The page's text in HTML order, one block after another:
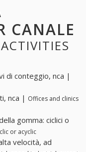
CANALE
di conteggio, nca |
nca | Offices and clinics
gomma: ciclici o
or acyclic
velocità, ad